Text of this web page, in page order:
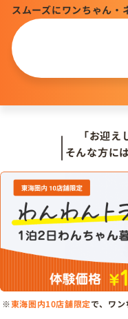
スムーズにワンちゃん・
「お迎え
そんな方に
※東海圏内10店舗限定で、ワン